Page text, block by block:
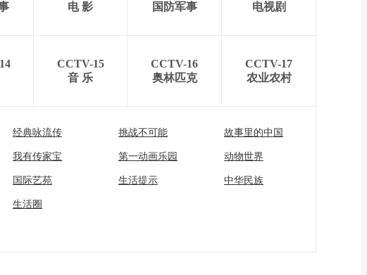
电 影
国防军事
电视剧
CCTV-15
音 乐
CCTV-16
奥林匹克
CCTV-17
农业农村
经典咏流传 挑战不可能 故事里的中国
我有传家宝 第一动画乐园 动物世界
国际艺苑 生活提示 中华民族
生活圈